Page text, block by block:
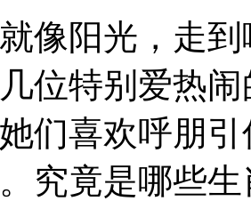
像阳光，走
位特别爱热
们喜欢呼朋
究竟是哪些